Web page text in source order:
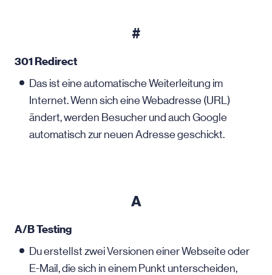
#
301 Redirect
Das ist eine automatische Weiterleitung im
Internet. Wenn sich eine Webadresse (URL)
ändert, werden Besucher und auch Google
automatisch zur neuen Adresse geschickt.
A
A/B Testing
Du erstellst zwei Versionen einer Webseite oder
E-Mail, die sich in einem Punkt unterscheiden,